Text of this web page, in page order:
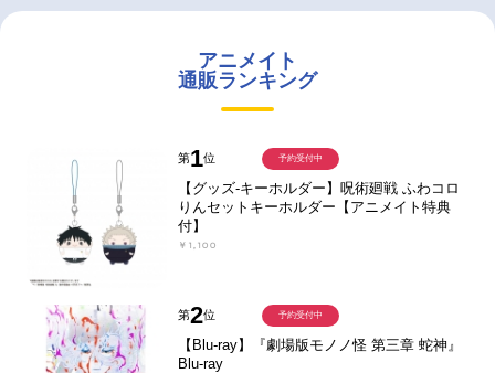
アニメイト
通販ランキング
第1位
【グッズ-キーホルダー】呪術廻戦 ふわコロ
りんセットキーホルダー【アニメイト特典
付】
￥1,100
予約受付中
第2位
【Blu-ray】『劇場版モノノ怪 第三章 蛇神』
Blu-ray
予約受付中